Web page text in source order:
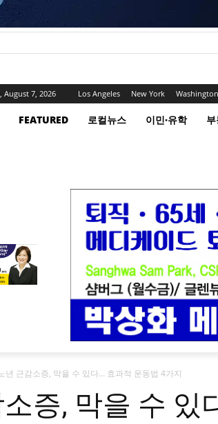
August 7, 2026 Los Angeles New York
FEATURED 로컬뉴스 이민·유학
년 근감소증, 막을 수 있다… 효과적 운동법 4가지
증, 막을 수 있